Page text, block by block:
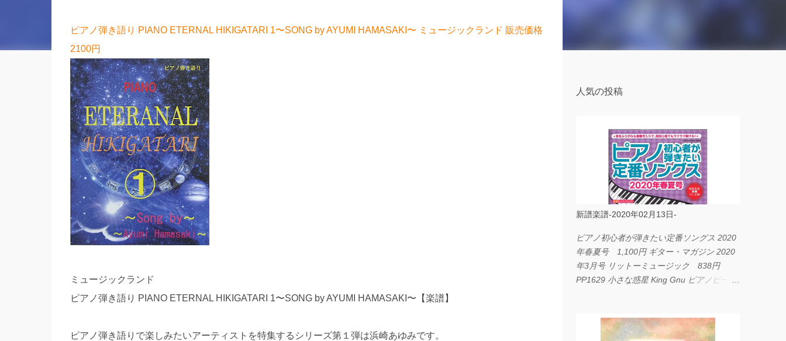
ピアノ弾き語り PIANO ETERNAL HIKIGATARI 1〜SONG by AYUMI HAMASAKI〜 ミュージックランド 販売価格
2100円
ミュージックランド
ピアノ弾き語り PIANO ETERNAL HIKIGATARI 1〜SONG by AYUMI HAMASAKI〜【楽譜】
ピアノ弾き語りで楽しみたいアーティストを特集するシリーズ第１弾は浜崎あゆみです。
人気の投稿
新譜楽譜-2020年02月13日-
ピアノ初心者が弾きたい定番ソングス 2020
年春夏号 1,100円 ギター・マガジン 2020
年3月号 リットーミュージック 838円
PP1629 小さな惑星 King Gnu ピアノピース
LOVE... Official髭男dism バンドピース フェ
アリー 825円